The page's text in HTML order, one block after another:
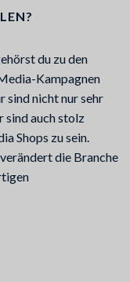
du zu den
Kampagnen
sind nicht nur sehr
sind auch stolz
Shops zu sein.
die Branche